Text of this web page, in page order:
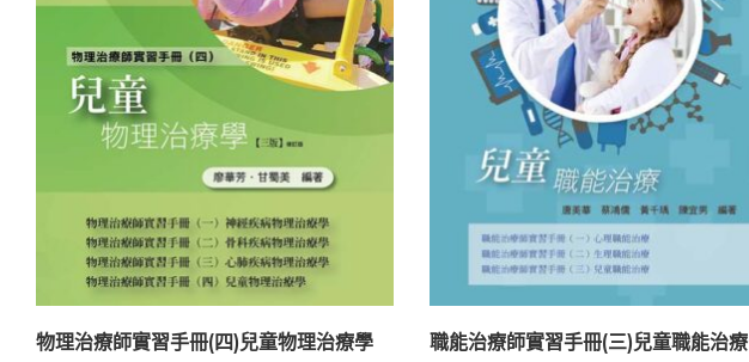
物理治療師實習手冊(四)兒童物理治療學 職能治療師實習手冊(三)兒童職能治療